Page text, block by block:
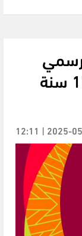
الجديد لكأس العالم تحت 17 سنة
2025-05-13